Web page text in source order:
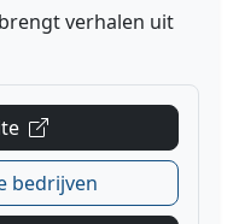
verhalen uit
bedrijven